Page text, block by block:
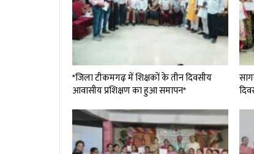
*जिला टीकमगढ़ में शिक्षकों के तीन दिवसीय
आवासीय प्रशिक्षण का हुआ समापन*